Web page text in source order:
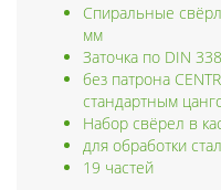
Спиральные
мм
Заточка по DIN 338
без патрона
стандартным
Набор свёрел в
для обработки
19 частей